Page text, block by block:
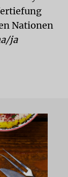
Nationen
ja